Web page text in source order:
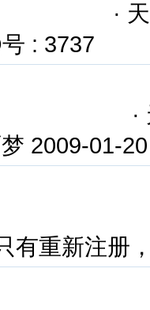
: 3737
2009-01-20
有重新注册